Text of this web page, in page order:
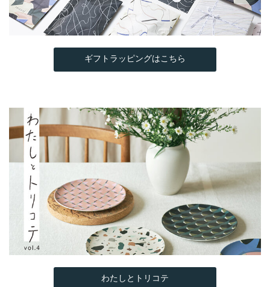
ギフトラッピングはこちら
わたしとトリコテ